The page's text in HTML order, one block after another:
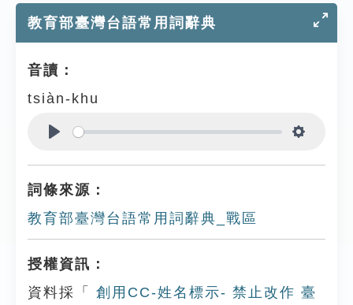
教育部臺灣台語常用詞辭典
音讀：
tsiàn-khu
詞條來源：
教育部臺灣台語常用詞辭典_戰區
授權資訊：
資料採「
創用CC-姓名標示- 禁止改作 臺